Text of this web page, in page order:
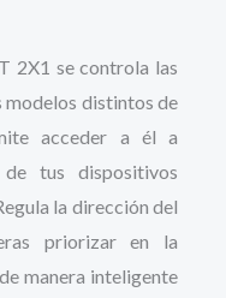
2X1 se controla las
modelos distintos de
acceder a él a
tus dispositivos
la dirección del
priorizar en la
manera inteligente